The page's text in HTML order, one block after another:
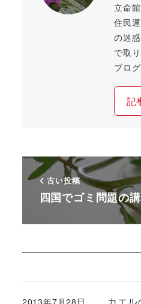
立命
住民
の迷
で取
ブロ
記
古い投稿
四国でゴミ問題の
カエル
2013年7月28日